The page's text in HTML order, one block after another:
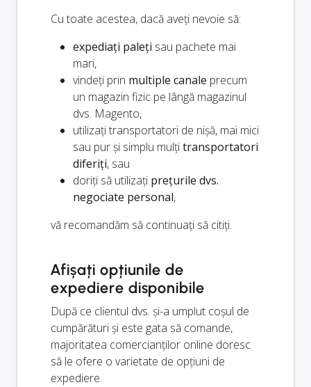
Cu toate acestea, dacă aveți nevoie să:
expediați paleți sau pachete mai
mari,
vindeți prin multiple canale precum
un magazin fizic pe lângă magazinul
dvs. Magento,
utilizați transportatori de nișă, mai mici
sau pur și simplu mulțitransportatori
diferiți, sau
doriți să utilizați prețurile dvs.
negociate personal,
vă recomandăm să continuați să citiți.
Afișați opțiunile de
expediere disponibile
După ce clientul dvs. și-a umplut coșul de
cumpărături și este gata să comande,
majoritatea comercianților online doresc
să le ofere o varietate de opțiuni de
expediere.